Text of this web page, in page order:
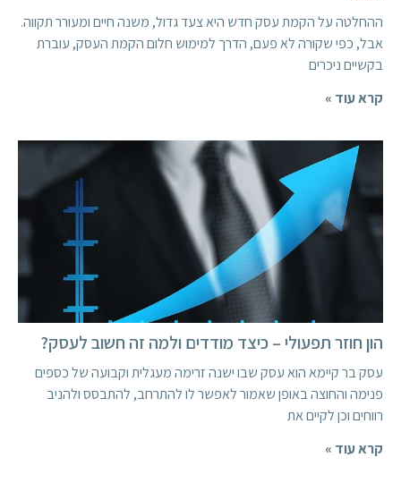
ההחלטה על הקמת עסק חדש היא צעד גדול, משנה חיים ומעורר תקווה.
אבל, כפי שקורה לא פעם, הדרך למימוש חלום הקמת העסק, עוברת
בקשיים ניכרים
קרא עוד »
הון חוזר תפעולי – כיצד מודדים ולמה זה חשוב לעסק?
עסק בר קיימא הוא עסק שבו ישנה זרימה מעגלית וקבועה של כספים
פנימה והחוצה באופן שאמור לאפשר לו להתרחב, להתבסס ולהניב
רווחים וכן לקיים את
קרא עוד »